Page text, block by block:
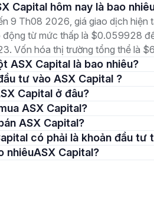
Capital hôm nay là bao
9 Th08 2026, giá giao dịch hiện
động từ mức thấp là $0.059928
Vốn hóa thị trường tổng thể là
ASX Capital là bao nhiêu?
đầu tư vào ASX Capital ?
Capital ở đâu?
mua ASX Capital?
bán ASX Capital?
Capital có phải là khoản đầu
nhiêuASX Capital?